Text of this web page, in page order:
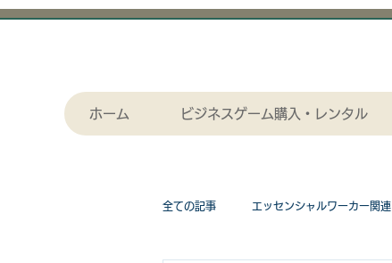
ホーム ビジネスゲーム購入・レンタル
全ての記事 エッセンシャルワーカー関連